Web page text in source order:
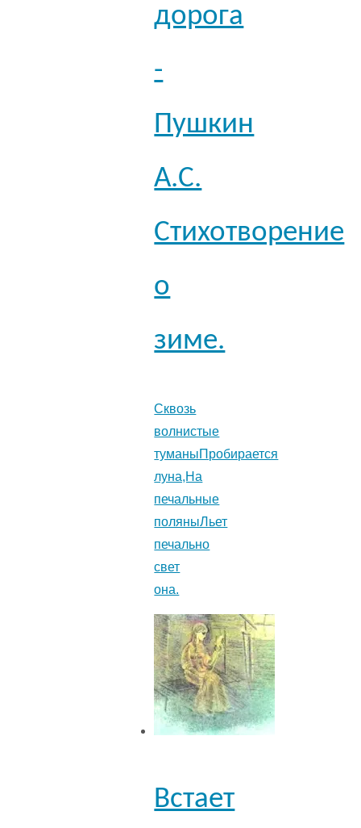
дорога
-
Пушкин
А.С.
Стихотворение
о
зиме.
Сквозь
волнистые
туманыПробирается
луна,На
печальные
поляныЛьет
печально
свет
она.
Встает